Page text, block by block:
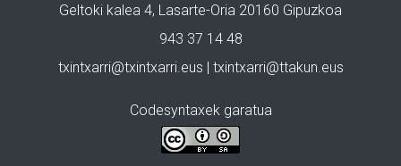
Geltoki kalea 4, Lasarte-Oria 20160 Gipuzkoa
943 37 14 48
txintxarri@txintxarri.eus | txintxarri@ttakun.eus
Codesyntaxek garatua